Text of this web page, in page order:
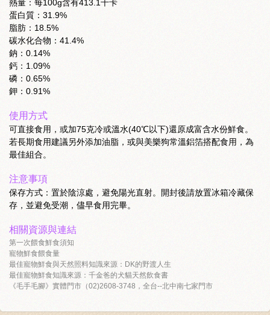
熱量：每100g含有413.1千卡
蛋白質：31.9%
脂肪：18.5%
碳水化合物：41.4%
鈉：0.14%
鈣：1.09%
磷：0.65%
鉀：0.91%
使用方式
可直接食用，或加75克冷或溫水(40℃以下)還原成富含水份鮮食。
若長期食用建議另外添加油脂，或與美樂狗常溫鋁箔搭配食用，為
最佳組合。
注意事項
保存方式：置於陰涼處，避免陽光直射。開封後請放置冰箱冷藏保
存，並避免受潮，儘早食用完畢。
相關資源與連結
第一次餵食鮮食須知
寵物鮮食餵食量
最佳寵物鮮食與天然照料知識來源：DK的野渡人生
最佳寵物鮮食知識來源：千金爸的犬貓天然飲食書
《毛手毛腳》實體門市（02)2608-3748，全台--北中南七家門市